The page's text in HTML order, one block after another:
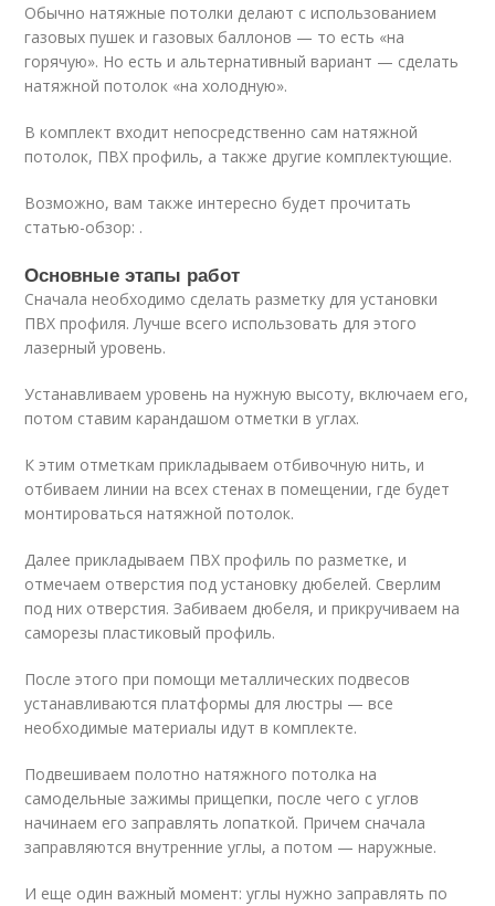
Обычно натяжные потолки делают с использованием
газовых пушек и газовых баллонов — то есть «на
горячую». Но есть и альтернативный вариант — сделать
натяжной потолок «на холодную».
В комплект входит непосредственно сам натяжной
потолок, ПВХ профиль, а также другие комплектующие.
Возможно, вам также интересно будет прочитать
статью-обзор: .
Основные этапы работ
Сначала необходимо сделать разметку для установки
ПВХ профиля. Лучше всего использовать для этого
лазерный уровень.
Устанавливаем уровень на нужную высоту, включаем его,
потом ставим карандашом отметки в углах.
К этим отметкам прикладываем отбивочную нить, и
отбиваем линии на всех стенах в помещении, где будет
монтироваться натяжной потолок.
Далее прикладываем ПВХ профиль по разметке, и
отмечаем отверстия под установку дюбелей. Сверлим
под них отверстия. Забиваем дюбеля, и прикручиваем на
саморезы пластиковый профиль.
После этого при помощи металлических подвесов
устанавливаются платформы для люстры — все
необходимые материалы идут в комплекте.
Подвешиваем полотно натяжного потолка на
самодельные зажимы прищепки, после чего с углов
начинаем его заправлять лопаткой. Причем сначала
заправляются внутренние углы, а потом — наружные.
И еще один важный момент: углы нужно заправлять по